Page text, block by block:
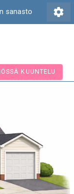
sanasto settings